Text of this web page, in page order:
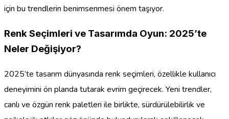
için bu trendlerin benimsenmesi önem taşıyor.
Renk Seçimleri ve Tasarımda Oyun: 2025’te
Neler Değişiyor?
2025’te tasarım dünyasında renk seçimleri, özellikle kullanıcı
deneyimini ön planda tutarak evrim geçirecek. Yeni trendler,
canlı ve özgün renk paletleri ile birlikte, sürdürülebilirlik ve